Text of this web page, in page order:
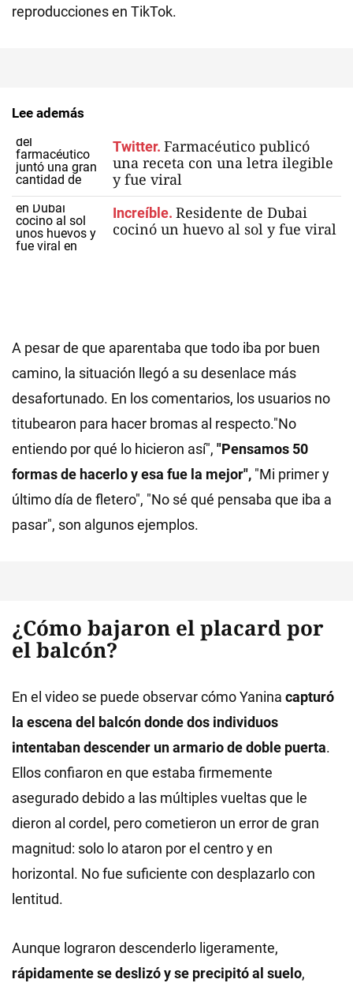
reproducciones en TikTok.
Lee además
Twitter. Farmacéutico publicó
una receta con una letra ilegible
y fue viral
Increíble. Residente de Dubai
cocinó un huevo al sol y fue viral
A pesar de que aparentaba que todo iba por buen
camino, la situación llegó a su desenlace más
desafortunado. En los comentarios, los usuarios no
titubearon para hacer bromas al respecto."No
entiendo por qué lo hicieron así", "Pensamos 50
formas de hacerlo y esa fue la mejor", "Mi primer y
último día de fletero", "No sé qué pensaba que iba a
pasar", son algunos ejemplos.
¿Cómo bajaron el placard por
el balcón?
En el video se puede observar cómo Yanina capturó
la escena del balcón donde dos individuos
intentaban descender un armario de doble puerta.
Ellos confiaron en que estaba firmemente
asegurado debido a las múltiples vueltas que le
dieron al cordel, pero cometieron un error de gran
magnitud: solo lo ataron por el centro y en
horizontal. No fue suficiente con desplazarlo con
lentitud.
Aunque lograron descenderlo ligeramente,
rápidamente se deslizó y se precipitó al suelo,